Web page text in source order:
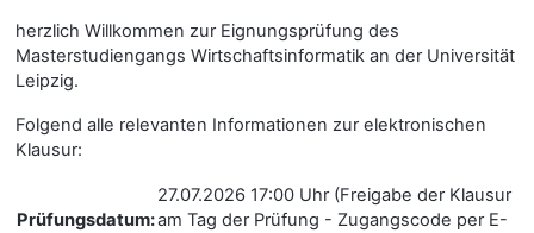
herzlich Willkommen zur Eignungsprüfung des
Masterstudiengangs Wirtschaftsinformatik an der Universität
Leipzig.
Folgend alle relevanten Informationen zur elektronischen
Klausur:
Prüfungsdatum:
27.07.2026 17:00 Uhr (Freigabe der Klausur
am Tag der Prüfung - Zugangscode per E-